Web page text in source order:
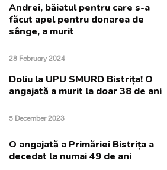
Andrei, băiatul pentru care s-a
făcut apel pentru donarea de
sânge, a murit
28 February 2024
Doliu la UPU SMURD Bistrița! O
angajată a murit la doar 38 de ani
5 December 2023
O angajată a Primăriei Bistrița a
decedat la numai 49 de ani